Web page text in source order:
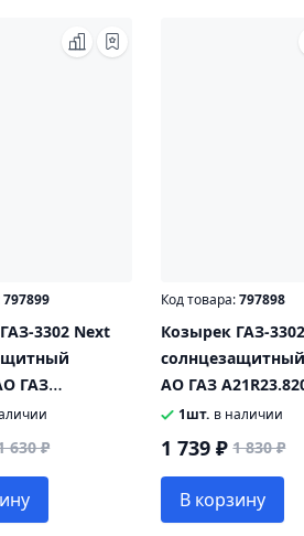
797899
3302 Next
ГАЗ
630 ₽
Код товара:797898
Козырек ГАЗ-
АО ГАЗ
1шт. в наличии
1 739 ₽ 1 830 ₽
В корзину